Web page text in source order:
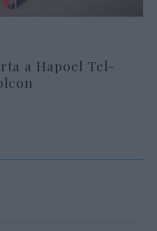
a Hapoel Tel-